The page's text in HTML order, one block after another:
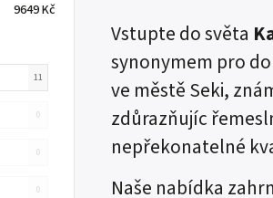
9649Kč
11
0
0
0
Vstupte do světa
synonymem pro
ve městě Seki,
zdůrazňujíc
nepřekonatelné
Naše nabídka